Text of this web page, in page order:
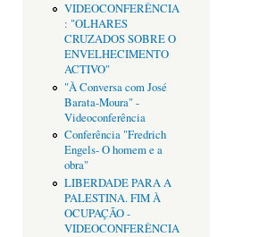
VIDEOCONFERÊNCIA
: "OLHARES
CRUZADOS SOBRE O
ENVELHECIMENTO
ACTIVO"
"À Conversa com José
Barata-Moura" -
Videoconferência
Conferência "Fredrich
Engels- O homem e a
obra"
LIBERDADE PARA A
PALESTINA. FIM À
OCUPAÇÃO -
VIDEOCONFERÊNCIA